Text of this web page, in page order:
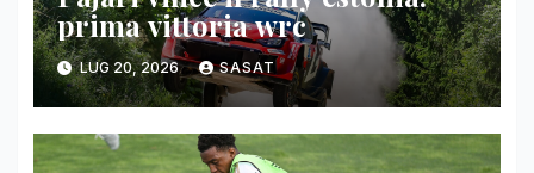
prima vittoria wrc
LUG 20, 2026 SASAT